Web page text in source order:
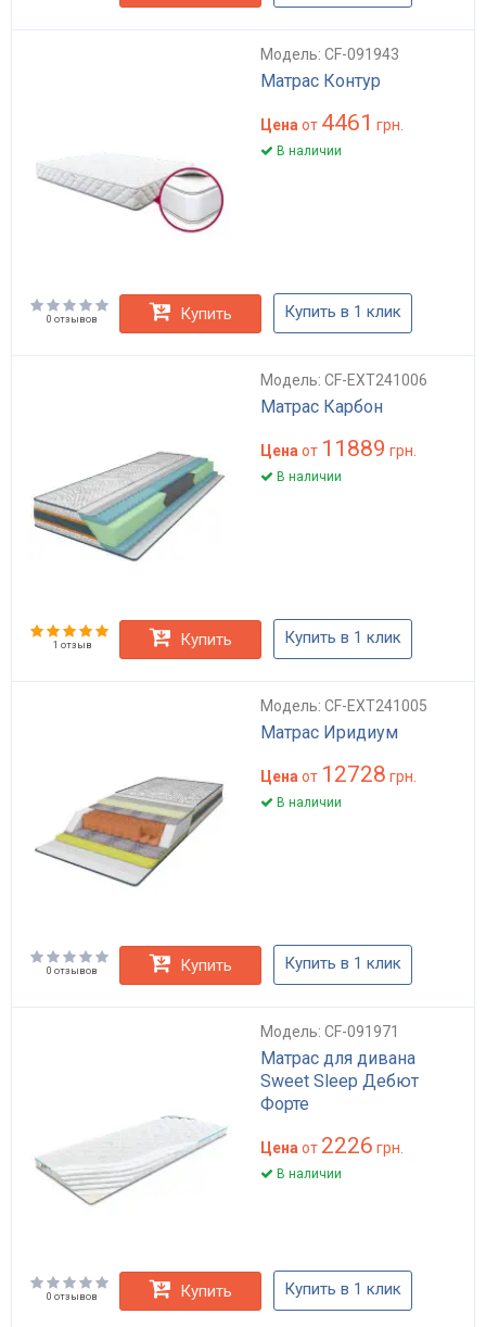
Модель: CF-091943
Матрас Контур
Цена от 4461 грн.
В наличии
0 отзывов Купить Купить в 1 клик
Модель: CF-EXT241006
Матрас Карбон
Цена от 11889 грн.
В наличии
1 отзыв Купить Купить в 1 клик
Модель: CF-EXT241005
Матрас Иридиум
Цена от 12728 грн.
В наличии
0 отзывов Купить Купить в 1 клик
Модель: CF-091971
Матрас для дивана
Sweet Sleep Дебют
Форте
Цена от 2226 грн.
В наличии
0 отзывов Купить Купить в 1 клик